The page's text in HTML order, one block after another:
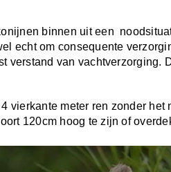
binnen uit een
echt om consequente
verstand van vachtverzorging.
vierkante meter ren zonder
120cm hoog te zijn of